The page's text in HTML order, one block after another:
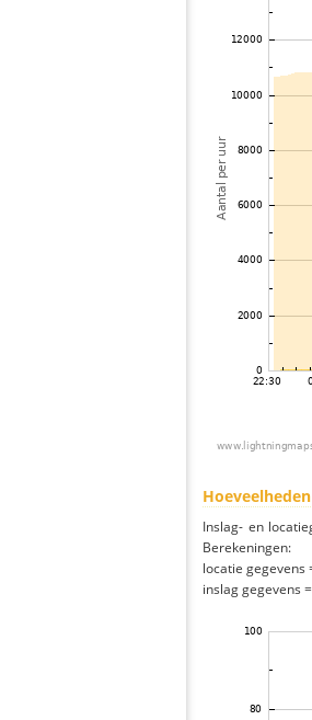
Hoeveelheden
Inslag- en
Berekeningen:
locatie gegevens
inslag gegevens